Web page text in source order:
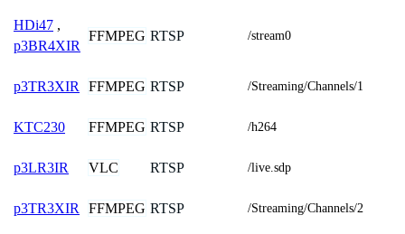
HDi47 ,
p3BR4XIR
FFMPEG RTSP /stream0
p3TR3XIR FFMPEG RTSP /Streaming/Channels/1
KTC230 FFMPEG RTSP /h264
p3LR3IR VLC RTSP /live.sdp
p3TR3XIR FFMPEG RTSP /Streaming/Channels/2